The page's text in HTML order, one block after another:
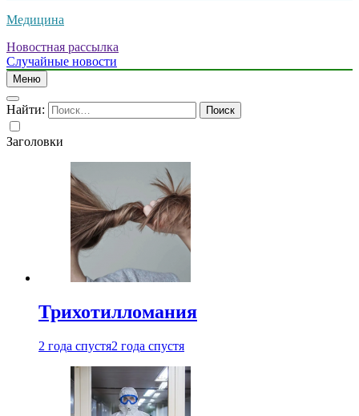
Медицина
Новостная рассылка
Случайные новости
Меню
Найти:
Заголовки
Трихотилломания
2 года спустя2 года спустя